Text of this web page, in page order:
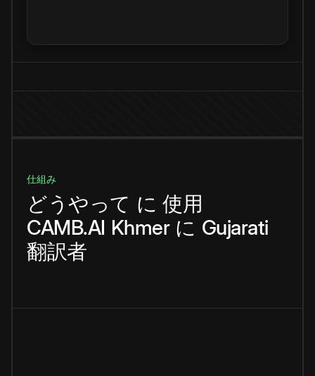
仕組み
どうやって に 使用
CAMB.AI Khmer に Gujarati
翻訳者